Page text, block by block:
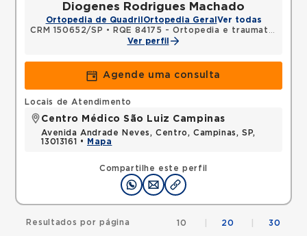
Diogenes Rodrigues Machado
Ortopedia de Quadril Ortopedia Geral Ver todas
CRM 150652/SP •
RQE 84175 - Ortopedia e traumatologia
Ver perfil
Agende uma consulta
Compartilhe este perfil
Locais de Atendimento
Centro Médico São Luiz Campinas
Avenida Andrade Neves, Centro, Campinas, SP,
13013161 •
Mapa
Resultados por página 10 20 30